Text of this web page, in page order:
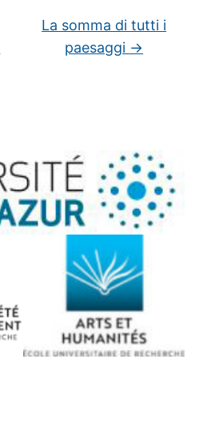
La somma di tutti i
paesaggi →